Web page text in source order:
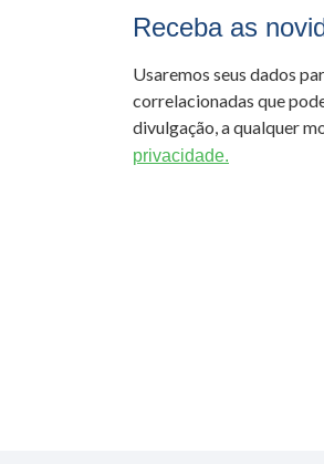
Receba as
Usaremos seus dados
correlacionadas que
divulgação, a qualquer
privacidade.